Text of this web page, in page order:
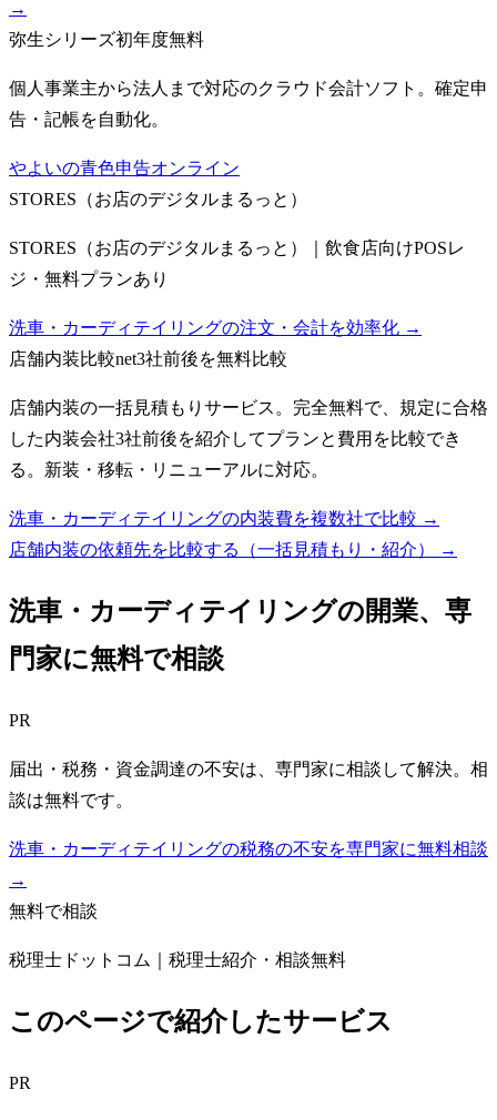
→
弥生シリーズ初年度無料
個人事業主から法人まで対応のクラウド会計ソフト。確定申
告・記帳を自動化。
やよいの青色申告オンライン
STORES（お店のデジタルまるっと）
STORES（お店のデジタルまるっと）｜飲食店向けPOSレ
ジ・無料プランあり
洗車・カーディテイリングの注文・会計を効率化 →
店舗内装比較net3社前後を無料比較
店舗内装の一括見積もりサービス。完全無料で、規定に合格
した内装会社3社前後を紹介してプランと費用を比較でき
る。新装・移転・リニューアルに対応。
洗車・カーディテイリングの内装費を複数社で比較 →
店舗内装の依頼先を比較する（一括見積もり・紹介）
→
洗車・カーディテイリングの開業、専
門家に無料で相談
PR
届出・税務・資金調達の不安は、専門家に相談して解決。相
談は無料です。
洗車・カーディテイリングの税務の不安を専門家に無料相談
→
無料で相談
税理士ドットコム｜税理士紹介・相談無料
このページで紹介したサービス
PR